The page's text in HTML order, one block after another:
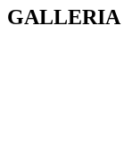
GALLERIA